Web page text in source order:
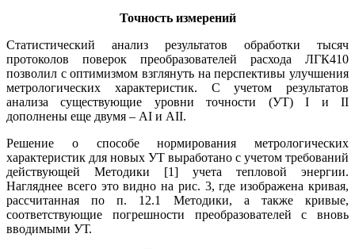
Точность измерений
Статистический анализ результатов обработки тысяч
протоколов поверок преобразователей расхода ЛГК410
позволил с оптимизмом взглянуть на перспективы улучшения
метрологических характеристик. С учетом результатов
анализа существующие уровни точности (УТ) I и II
дополнены еще двумя – AI и AII.
Решение о способе нормирования метрологических
характеристик для новых УТ выработано с учетом требований
действующей Методики [1] учета тепловой энергии.
Нагляднее всего это видно на рис. 3, где изображена кривая,
рассчитанная по п. 12.1 Методики, а также кривые,
соответствующие погрешности преобразователей с вновь
вводимыми УТ.